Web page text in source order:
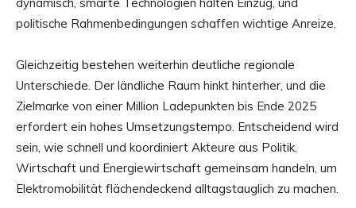
politische Rahmenbedingungen schaffen wichtige Anreize.
Gleichzeitig bestehen weiterhin deutliche regionale
Unterschiede. Der ländliche Raum hinkt hinterher, und die
Zielmarke von einer Million Ladepunkten bis Ende 2025
erfordert ein hohes Umsetzungstempo. Entscheidend wird
sein, wie schnell und koordiniert Akteure aus Politik,
Wirtschaft und Energiewirtschaft gemeinsam handeln, um
Elektromobilität flächendeckend alltagstauglich zu machen.